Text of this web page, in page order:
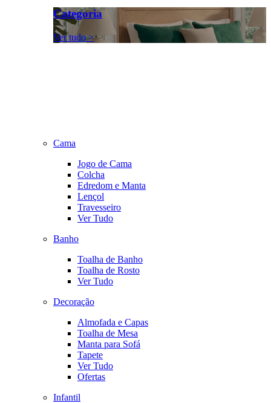
Categoria
Ver tudo >
Cama
Jogo de Cama
Colcha
Edredom e Manta
Lençol
Travesseiro
Ver Tudo
Banho
Toalha de Banho
Toalha de Rosto
Ver Tudo
Decoração
Almofada e Capas
Toalha de Mesa
Manta para Sofá
Tapete
Ver Tudo
Ofertas
Infantil